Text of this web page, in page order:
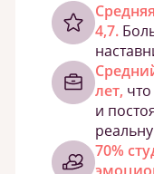
4,7.
лет,
и
70%